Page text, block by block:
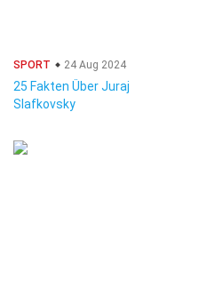
SPORT 24 Aug 2024
25 Fakten Über Juraj
Slafkovsky